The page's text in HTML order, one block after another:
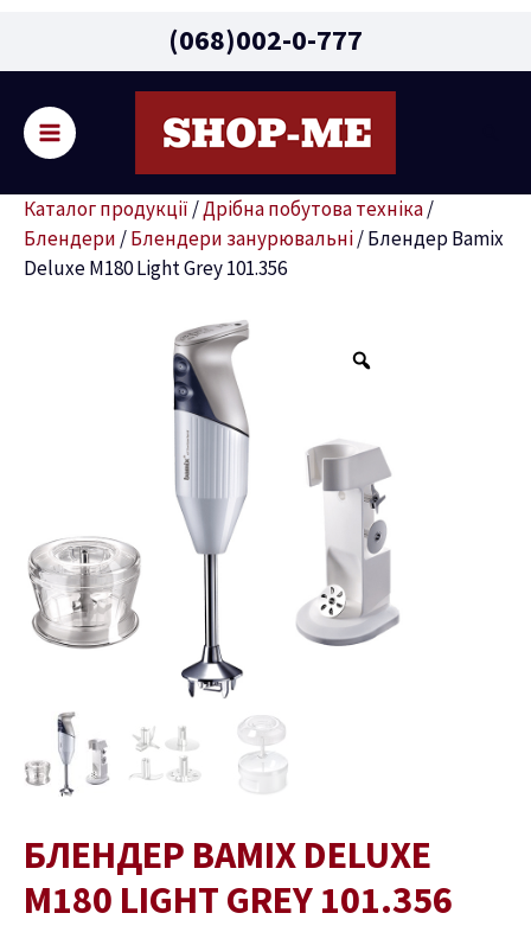
(068)002-0-777
Menu
Каталог продукції /Дрібна побутова техніка/
Блендери /Блендери занурювальні/Блендер Bamix
Deluxe M180 Light Grey 101.356
БЛЕНДЕР BAMIX DELUXE
M180 LIGHT GREY 101.356
кількість